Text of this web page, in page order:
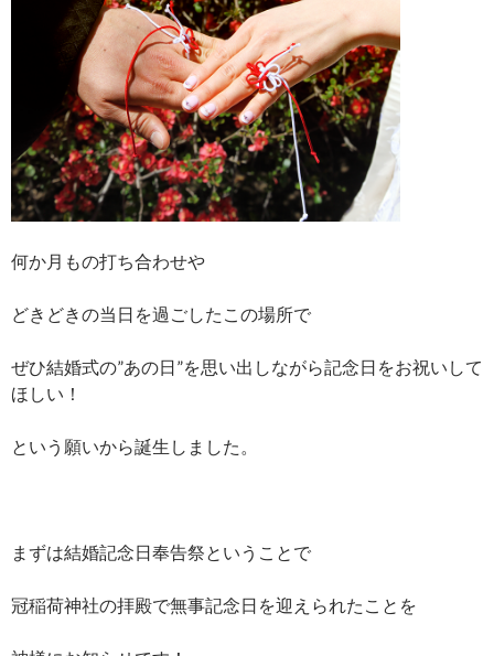
何か月もの打ち合わせや
どきどきの当日を過ごしたこの場所で
ぜひ結婚式の”あの日”を思い出しながら記念日をお祝いして
ほしい！
という願いから誕生しました。
まずは結婚記念日奉告祭ということで
冠稲荷神社の拝殿で無事記念日を迎えられたことを